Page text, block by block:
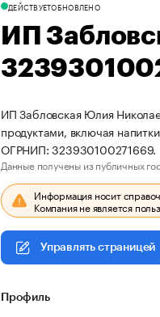
ДЕЙСТВУЕТОБНОВЛЕНО
ИП
ИП Забловская Юлия
продуктами, включая
ОГРНИП: 323930100271669.
Данные получены из публичных
Информация носит
Компания не является
Управлять страницей
Профиль